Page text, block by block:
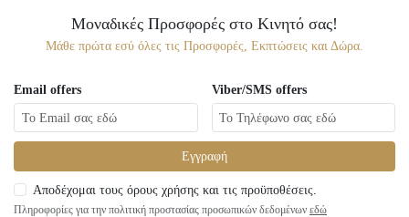
Μοναδικές Προσφορές στο Κινητό σας!
Μάθε πρώτα εσύ όλες τις Προσφορές, Εκπτώσεις και Δώρα.
Email offers Viber/SMS offers
Εγγραφή
Αποδέχομαι τους όρους χρήσης και τις προϋποθέσεις.
Πληροφορίες για την πολιτική προστασίας προσωπικών δεδομένων εδώ